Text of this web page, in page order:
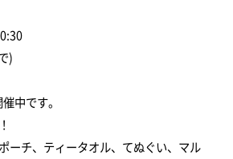
)
中です。
ーチ、ティータオル、てぬぐい、マル